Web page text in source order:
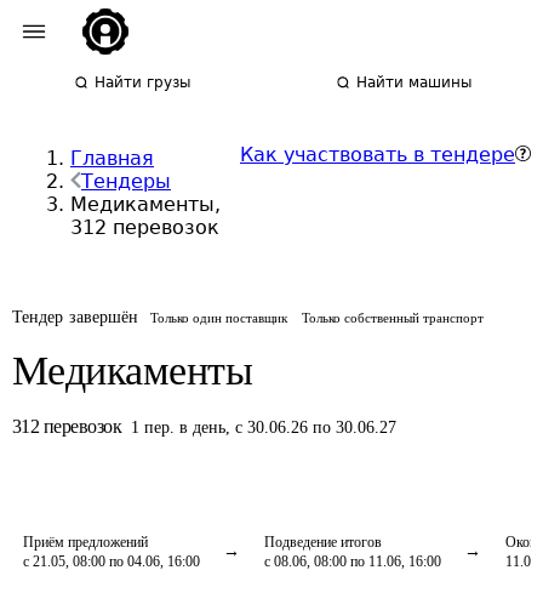
Найти грузы Найти машины
Главная
Тендеры
Медикаменты,
312 перевозок
Как участвовать в тендере
Тендер завершён Только один поставщик Только собственный транспорт
Медикаменты
312 перевозок 1 пер. в день,с 30.06.26 по 30.06.27
Приём предложений
с 21.05, 08:00 по 04.06, 16:00
Подведение итогов
с 08.06, 08:00 по 11.06, 16:00